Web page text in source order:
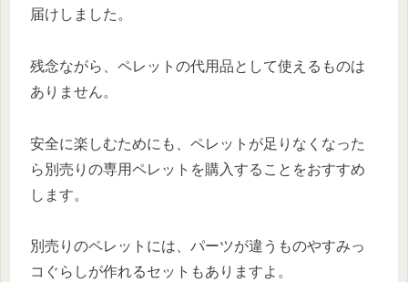
届けしました。
残念ながら、ペレットの代用品として使えるものは
ありません。
安全に楽しむためにも、ペレットが足りなくなった
ら別売りの専用ペレットを購入することをおすすめ
します。
別売りのペレットには、パーツが違うものやすみっ
コぐらしが作れるセットもありますよ。